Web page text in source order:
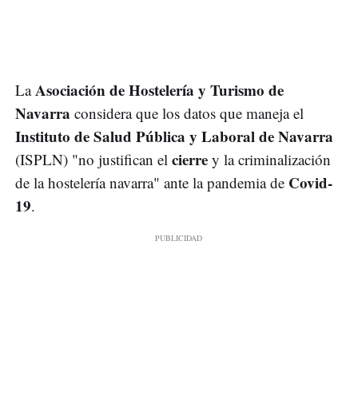
LaAsociación de Hostelería y Turismo de
Navarra considera que los datos que maneja el
Instituto de Salud Pública y Laboral de Navarra
(ISPLN) "no justifican el cierre y la criminalización
de la hostelería navarra" ante la pandemia de Covid-
19.